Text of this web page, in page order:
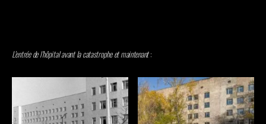
L’entrée de l’hôpital avant la catastrophe et maintenant: